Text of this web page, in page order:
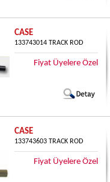
CASE
133743014 TRACK ROD
Fiyat Üyelere Özel
CASE
133743603 TRACK ROD
Fiyat Üyelere Özel